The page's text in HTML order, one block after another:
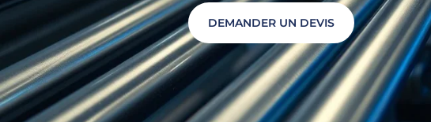
DEMANDER UN DEVIS